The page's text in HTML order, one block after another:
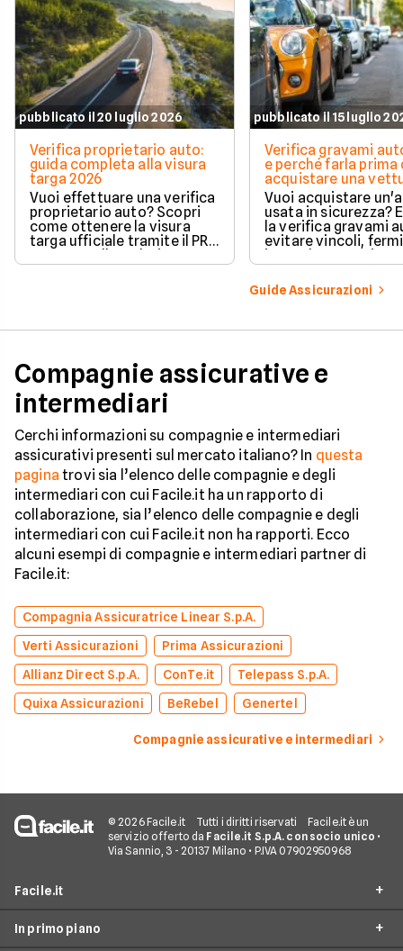
pubblicato il 20 luglio 2026
Verifica proprietario auto:
guida completa alla visura
targa 2026
Vuoi effettuare una verifica
proprietario auto? Scopri
come ottenere la visura
targa ufficiale tramite il PRA
per controllare dati e
vincoli in totale sicurezza.
pubblicato il 15 luglio
Verifica gravami
e perché farla prima
acquistare una
Vuoi acquistare
usata in sicurezza?
la verifica gravami
evitare vincoli,
ipoteche. Scopri
tutelare il tuo
Guide Assicurazioni
Compagnie assicurative e
intermediari
Cerchi informazioni su compagnie e intermediari
assicurativi presenti sul mercato italiano? In questa
pagina trovi sia l’elenco delle compagnie e degli
intermediari con cui Facile.it ha un rapporto di
collaborazione, sia l’elenco delle compagnie e degli
intermediari con cui Facile.it non ha rapporti. Ecco
alcuni esempi di compagnie e intermediari partner di
Facile.it:
Compagnia Assicuratrice Linear S.p.A.
Verti Assicurazioni
Prima Assicurazioni
Allianz Direct S.p.A.
ConTe.it
Telepass S.p.A.
Quixa Assicurazioni
BeRebel Genertel
Compagnie assicurative e intermediari
© 2026 Facile.it Tutti i diritti riservati
Facile.it è un
servizio offerto da Facile.it S.p.A. con socio unico •
Via Sannio, 3 - 20137 Milano • P.IVA 07902950968
Facile.it
Assicurazioni
In primo piano